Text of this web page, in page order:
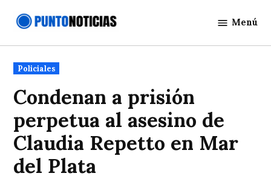
Noticias
Menú
Publicado
en
Policiales
Condenan a prisión
perpetua al asesino de
Claudia Repetto en Mar
del Plata